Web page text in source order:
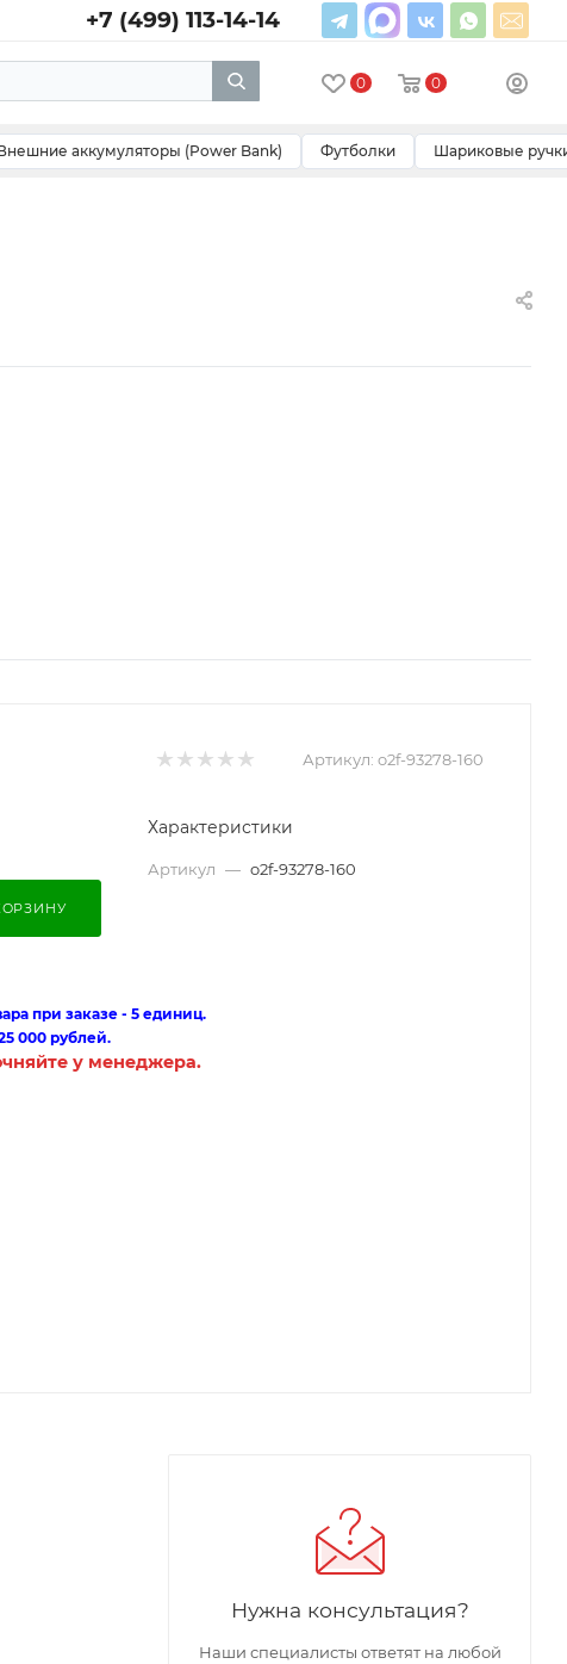
+7 (499) 113-14-14
0 0
аккумуляторы (Power Bank) Футболки Шариковые
Артикул: o2f-93278-160
Характеристики
Артикул — o2f-93278-160
при заказе - 5 единиц.
000 рублей.
у менеджера.
Нужна консультация?
Наши специалисты ответят на любой